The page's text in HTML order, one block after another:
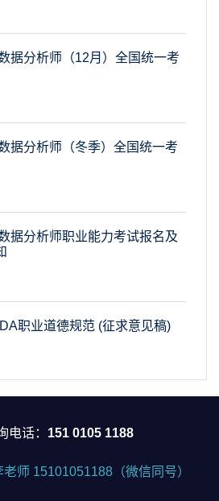
据分析师（12月）全国统一考
据分析师（冬季）全国统一考
据分析师职业能力考试报名及
职业道德规范 (征求意见稿)
话： 151 0105 1188
老师 15101051188（微信同号）